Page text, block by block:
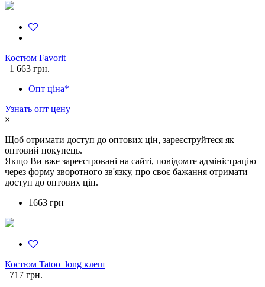
Костюм Favorit
1 663 грн.
Опт ціна*
Узнать опт цену
×
Щоб отримати доступ до оптових цін, зареєструйтеся як
оптовий покупець.
Якщо Ви вже зареєстровані на сайті, повідомте адміністрацію
через форму зворотного зв'язку, про своє бажання отримати
доступ до оптових цін.
1663 грн
Костюм Tatoo_long клеш
717 грн.